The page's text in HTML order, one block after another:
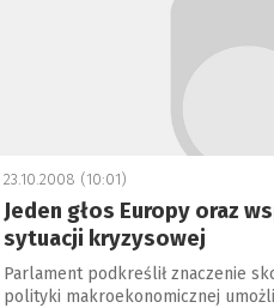
23.10.2008 (10:01)
Jeden głos Europy oraz
sytuacji kryzysowej
Parlament podkreślił znaczenie
polityki makroekonomicznej